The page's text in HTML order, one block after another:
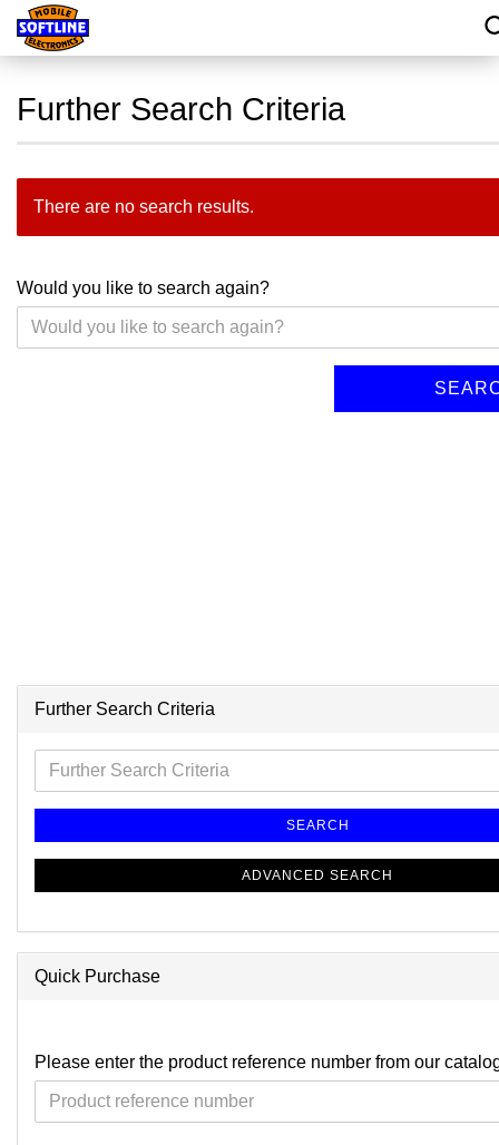
Further Search Criteria
There are no search results.
Would you like to search again?
Further Search Criteria
SEARCH
ADVANCED SEARCH
Quick Purchase
Please enter the product reference number from our